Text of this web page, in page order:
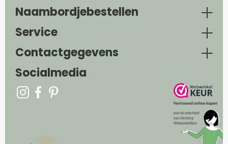
Naambordjebestellen
Service
Contactgegevens
Socialmedia